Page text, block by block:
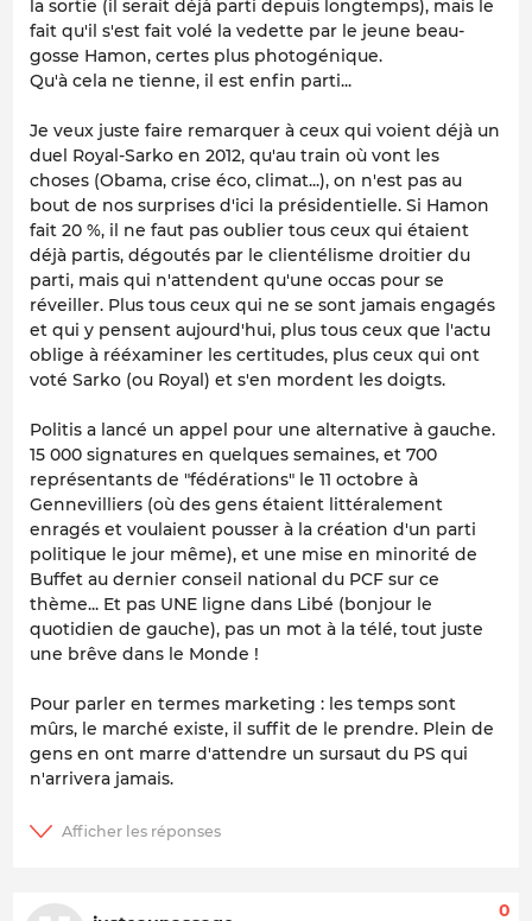
la sortie (il serait déjà parti depuis longtemps), mais le
fait qu'il s'est fait volé la vedette par le jeune beau-
gosse Hamon, certes plus photogénique.
Qu'à cela ne tienne, il est enfin parti...
Je veux juste faire remarquer à ceux qui voient déjà un
duel Royal-Sarko en 2012, qu'au train où vont les
choses (Obama, crise éco, climat...), on n'est pas au
bout de nos surprises d'ici la présidentielle. Si Hamon
fait 20 %, il ne faut pas oublier tous ceux qui étaient
déjà partis, dégoutés par le clientélisme droitier du
parti, mais qui n'attendent qu'une occas pour se
réveiller. Plus tous ceux qui ne se sont jamais engagés
et qui y pensent aujourd'hui, plus tous ceux que l'actu
oblige à rééxaminer les certitudes, plus ceux qui ont
voté Sarko (ou Royal) et s'en mordent les doigts.
Politis a lancé un appel pour une alternative à gauche.
15 000 signatures en quelques semaines, et 700
représentants de "fédérations" le 11 octobre à
Gennevilliers (où des gens étaient littéralement
enragés et voulaient pousser à la création d'un parti
politique le jour même), et une mise en minorité de
Buffet au dernier conseil national du PCF sur ce
thème... Et pas UNE ligne dans Libé (bonjour le
quotidien de gauche), pas un mot à la télé, tout juste
une brêve dans le Monde !
Pour parler en termes marketing : les temps sont
mûrs, le marché existe, il suffit de le prendre. Plein de
gens en ont marre d'attendre un sursaut du PS qui
n'arrivera jamais.
0